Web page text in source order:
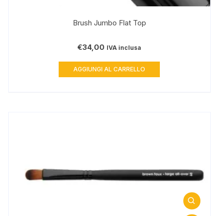
Brush Jumbo Flat Top
€34,00 IVA inclusa
AGGIUNGI AL CARRELLO